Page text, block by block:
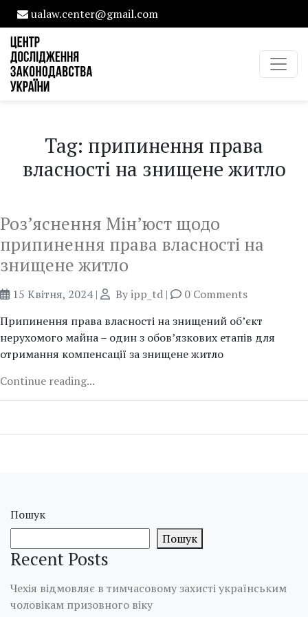
ualaw.center@gmail.com
Tag: припинення права
власності на знищене житло
Роз’яснення Мін’юст щодо
припинення права власності на
знищене житло
15 Квітня, 2024| Byipp_td |
0 Comments
Припинення права власності на знищений об’єкт
нерухомого майна – один з обов’язкових етапів для
отримання компенсації за знищене житло
Continue reading...
Пошук
Пошук
Recent Posts
Чехія відмовляє в тимчасовому захисті українським
чоловікам призовного віку